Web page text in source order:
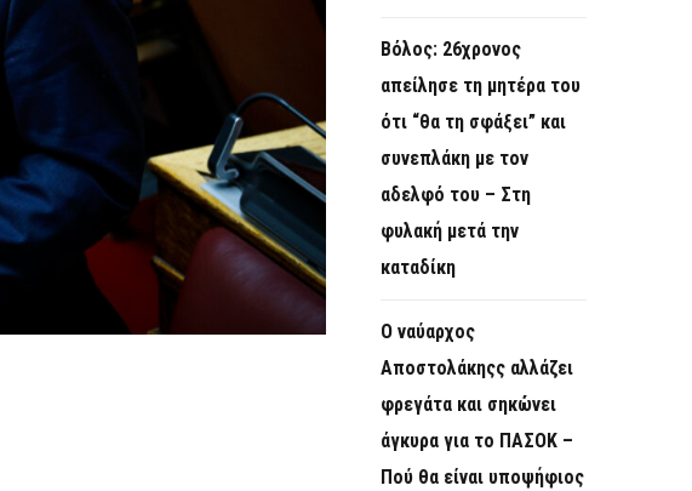
Βόλος: 26χρονος
απείλησε τη μητέρα του
ότι “θα τη σφάξει” και
συνεπλάκη με τον
αδελφό του – Στη
φυλακή μετά την
καταδίκη
Ο ναύαρχος
Αποστολάκηςς αλλάζει
φρεγάτα και σηκώνει
άγκυρα για το ΠΑΣΟΚ –
Πού θα είναι υποψήφιος